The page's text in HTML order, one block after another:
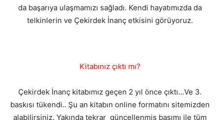
da başarıya ulaşmamızı sağladı. Kendi hayatımızda da
telkinlerin ve Çekirdek İnanç etkisini görüyoruz.
Kitabınız çıktı mı?
Çekirdek İnanç kitabımız geçen 2 yıl önce çıktı…Ve 3.
baskısı tükendi.. Şu an kitabın online formatını sitemizden
alabilirsiniz. Yakında tekrar güncellenmiş basımı ile tüm